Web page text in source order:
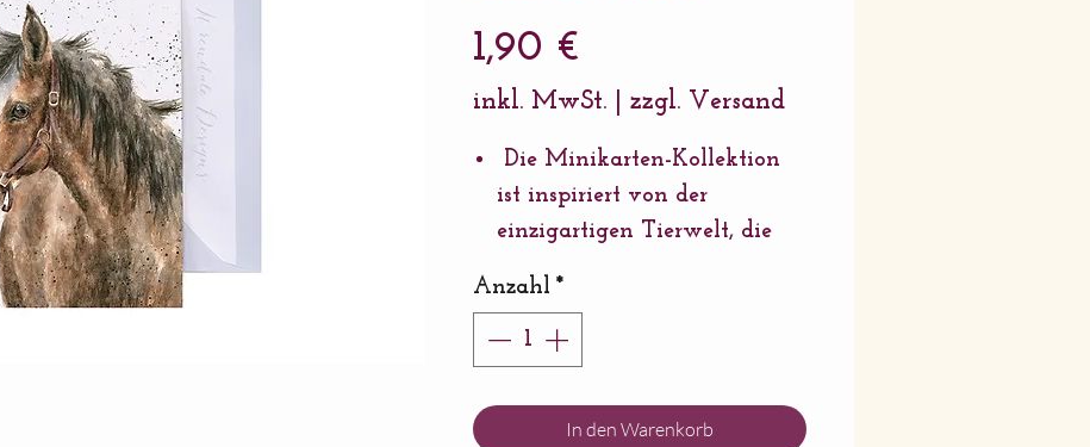
1,90 €
inkl. MwSt. zzgl. Versand
Die Minikarten-Kollektion
ist inspiriert von der
einzigartigen Tierwelt, die
Von springenden Hasen bis
hin zu Hochlandkühen sind
alle Designs mit weichen
Anzahl *
In den Warenkorb